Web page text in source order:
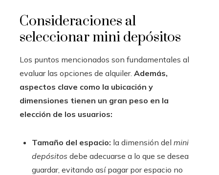
Consideraciones al
seleccionar mini depósitos
Los puntos mencionados son fundamentales al
evaluar las opciones de alquiler. Además,
aspectos clave como la ubicación y
dimensiones tienen un gran peso en la
elección de los usuarios:
Tamaño del espacio: la dimensión del mini
depósitos debe adecuarse a lo que se desea
guardar, evitando así pagar por espacio no